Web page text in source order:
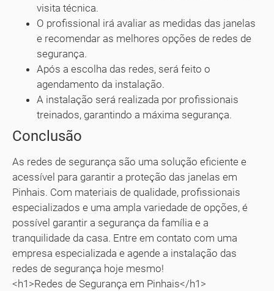
visita técnica.
O profissional irá avaliar as medidas das janelas
e recomendar as melhores opções de redes de
segurança.
Após a escolha das redes, será feito o
agendamento da instalação.
A instalação será realizada por profissionais
treinados, garantindo a máxima segurança.
Conclusão
As redes de segurança são uma solução eficiente e
acessível para garantir a proteção das janelas em
Pinhais. Com materiais de qualidade, profissionais
especializados e uma ampla variedade de opções, é
possível garantir a segurança da família e a
tranquilidade da casa. Entre em contato com uma
empresa especializada e agende a instalação das
redes de segurança hoje mesmo!
<h1>Redes de Segurança em Pinhais</h1>